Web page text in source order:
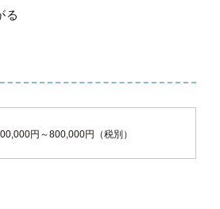
る
円～800,000円（税別）